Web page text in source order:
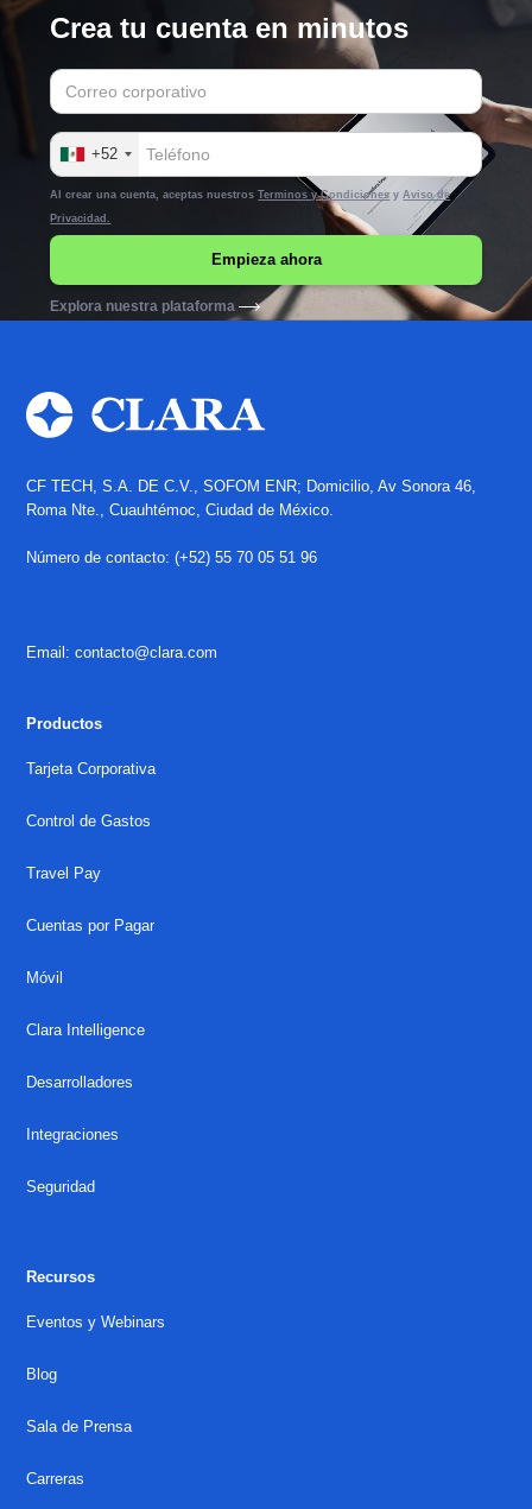
Crea tu cuenta en minutos
+52
Al crear una cuenta, aceptas nuestrosTerminos y CondicionesyAviso de
Privacidad.
Explora nuestra plataforma
CF TECH, S.A. DE C.V., SOFOM ENR; Domicilio, Av Sonora 46,
Roma Nte., Cuauhtémoc, Ciudad de México.
Número de contacto: (+52) 55 70 05 51 96
Email: contacto@clara.com
Productos
Tarjeta Corporativa
Control de Gastos
Travel Pay
Cuentas por Pagar
Móvil
Clara Intelligence
Desarrolladores
Integraciones
Seguridad
Recursos
Eventos y Webinars
Blog
Sala de Prensa
Carreras